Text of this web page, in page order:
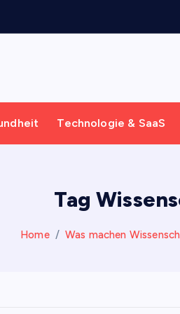
Technologie & SaaS
Tag
Home Was machen